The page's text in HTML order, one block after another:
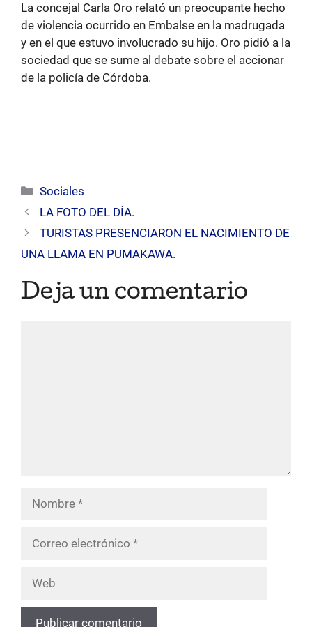
La concejal Carla Oro relató un preocupante hecho
de violencia ocurrido en Embalse en la madrugada
y en el que estuvo involucrado su hijo. Oro pidió a la
sociedad que se sume al debate sobre el accionar
de la policía de Córdoba.
Categorías
Sociales
LA FOTO DEL DÍA.
TURISTAS PRESENCIARON EL NACIMIENTO DE
UNA LLAMA EN PUMAKAWA.
Deja un comentario
electrónico